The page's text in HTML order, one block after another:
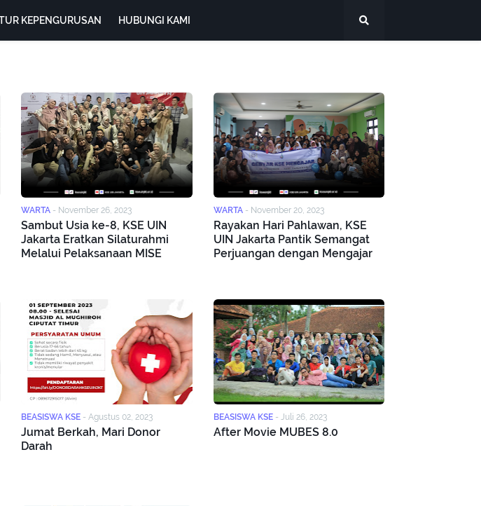
KEPENGURUSAN HUBUNGI KAMI
WARTA - November 26, 2023
Sambut Usia ke-8, KSE UIN
Jakarta Eratkan Silaturahmi
Melalui Pelaksanaan MISE
WARTA - November 20, 2023
Rayakan Hari Pahlawan, KSE
UIN Jakarta Pantik Semangat
Perjuangan dengan Mengajar
BEASISWA KSE - Agustus 02, 2023
Jumat Berkah, Mari Donor
Darah
BEASISWA KSE - Juli 26, 2023
After Movie MUBES 8.0